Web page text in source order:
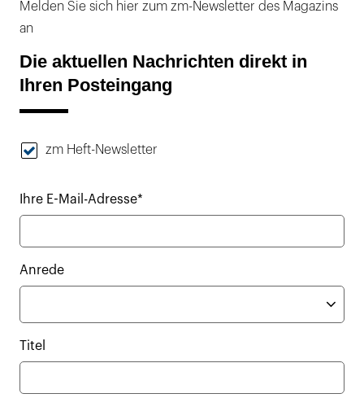
Melden Sie sich hier zum zm-Newsletter des Magazins
an
Die aktuellen Nachrichten direkt in
Ihren Posteingang
zm Heft-Newsletter
Ihre E-Mail-Adresse*
Anrede
Titel